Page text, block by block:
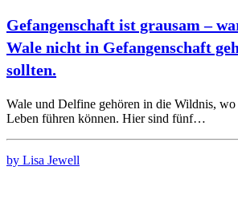
Gefangenschaft ist grausam –
Wale nicht in Gefangenschaft
sollten.
Wale und Delfine gehören in die Wildnis, wo
Leben führen können. Hier sind fünf…
by Lisa Jewell